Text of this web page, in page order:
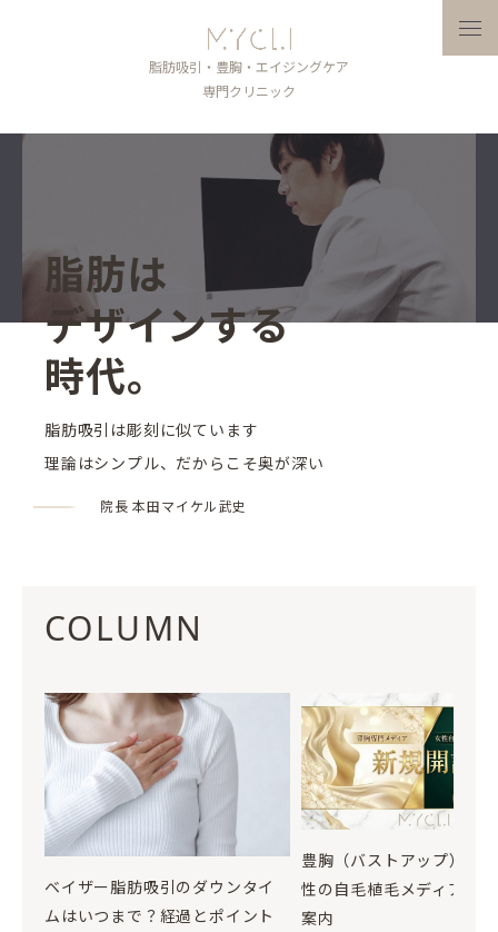
脂肪吸引・豊胸・エイジングケア
専門クリニック
メ
脂肪は
デザインする
時代。
脂肪吸引は彫刻に似ています
理論はシンプル、だからこそ奥が深い
院長 本田マイケル武史
COLUMN
ベイザー脂肪吸引のダウンタイ
ムはいつまで？経過とポイント
豊胸（バストアップ）お
性の自毛植毛メディア開
案内